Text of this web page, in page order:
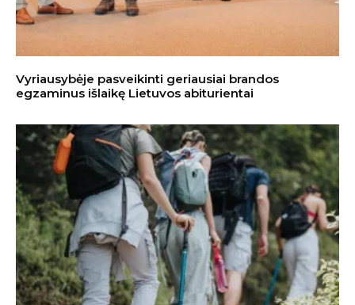
Vyriausybėje pasveikinti geriausiai brandos
egzaminus išlaikę Lietuvos abiturientai